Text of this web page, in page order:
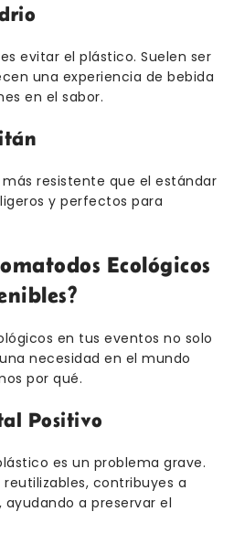
evitar el plástico. Suelen ser
una experiencia de bebida
en el sabor.
resistente que el estándar
y perfectos para
Ecológicos
en tus eventos no solo
necesidad en el mundo
por qué.
Positivo
es un problema grave.
contribuyes a
a preservar el